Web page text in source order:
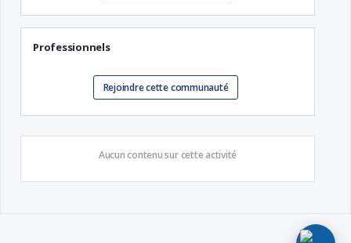
Professionnels
Rejoindre cette communauté
Aucun contenu sur cette activité